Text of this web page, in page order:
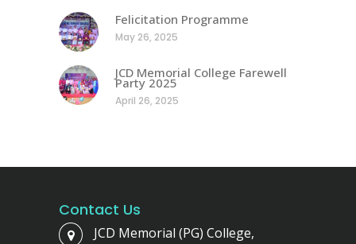
Felicitation Programme
May 26, 2025
JCD Memorial College Farewell
Party 2025
April 26, 2025
Contact Us
JCD Memorial (PG) College,